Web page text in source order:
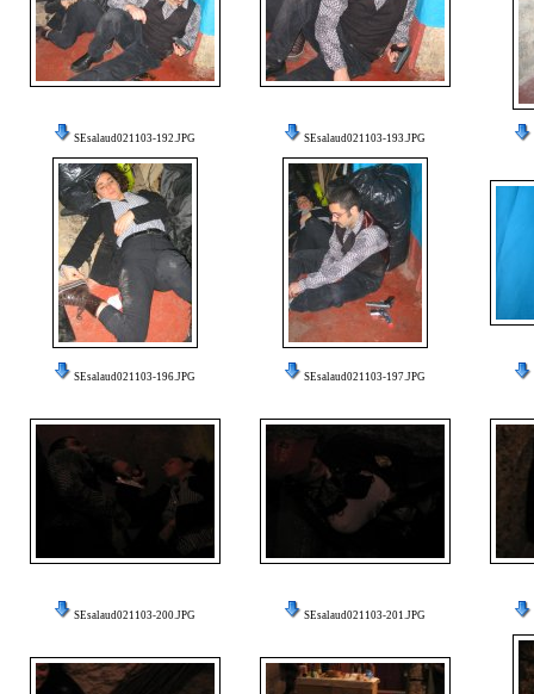
SEsalaud021103-192.JPG SEsalaud021103-193.JPG
SEsalaud021103-196.JPG SEsalaud021103-197.JPG
SEsalaud021103-200.JPG SEsalaud021103-201.JPG